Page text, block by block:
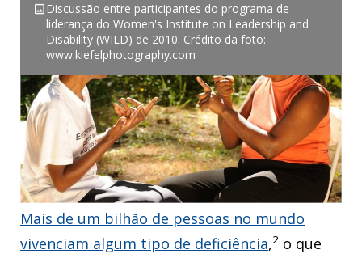
image Discussão entre participantes do programa de
liderança do Women's Institute on Leadership and
Disability (WILD) de 2010. Crédito da foto:
www.kiefelphotography.com
Baixar
ES FR PT
Mais de um bilhão de pessoas no mundo
vivenciam algum tipo de deficiência,2 o que